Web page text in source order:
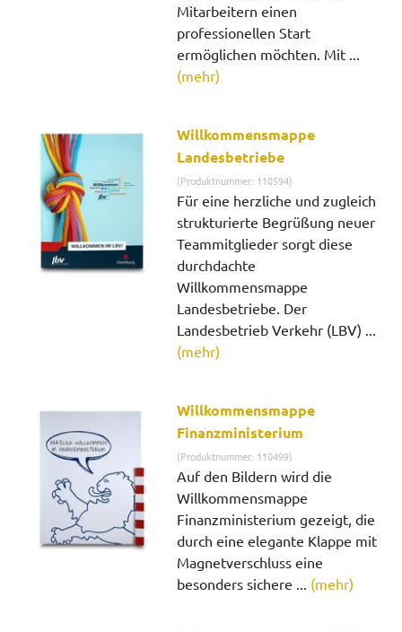
Mitarbeitern einen
professionellen Start
ermöglichen möchten. Mit ...
(mehr)
Willkommensmappe
Landesbetriebe
(Produktnummer: 110594)
Für eine herzliche und zugleich
strukturierte Begrüßung neuer
Teammitglieder sorgt diese
durchdachte
Willkommensmappe
Landesbetriebe. Der
Landesbetrieb Verkehr (LBV) ...
(mehr)
Willkommensmappe
Finanzministerium
(Produktnummer: 110499)
Auf den Bildern wird die
Willkommensmappe
Finanzministerium gezeigt, die
durch eine elegante Klappe mit
Magnetverschluss eine
besonders sichere ... (mehr)